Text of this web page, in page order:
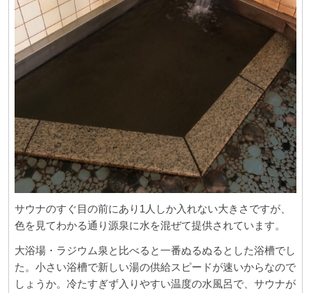
サウナのすぐ目の前にあり1人しか入れない大きさですが、
色を見てわかる通り源泉に水を混ぜて提供されています。
大浴場・ラジウム泉と比べると一番ぬるぬるとした浴槽でし
た。小さい浴槽で新しい湯の供給スピードが速いからなので
しょうか。冷たすぎず入りやすい温度の水風呂で、サウナが